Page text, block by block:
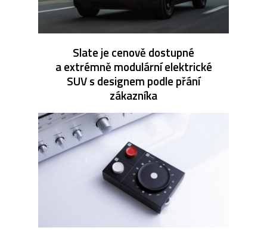
Slate je cenově dostupné
a extrémně modulární elektrické
SUV s designem podle přání
zákazníka